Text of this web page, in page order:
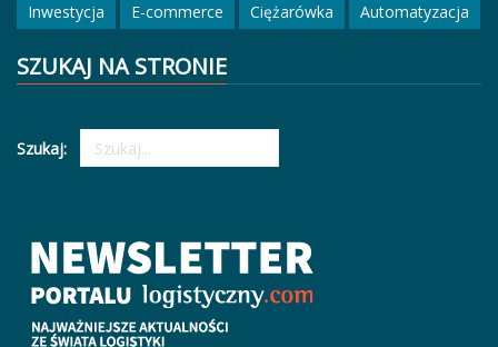
Inwestycja
E-commerce Ciężarówka Automatyzacja
SZUKAJ NA STRONIE
Szukaj: